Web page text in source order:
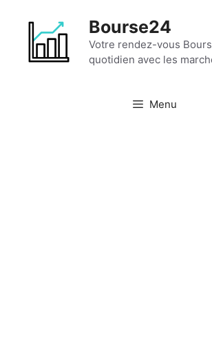
contenu
Bourse24
Votre rendez-vous
quotidien avec les
Menu